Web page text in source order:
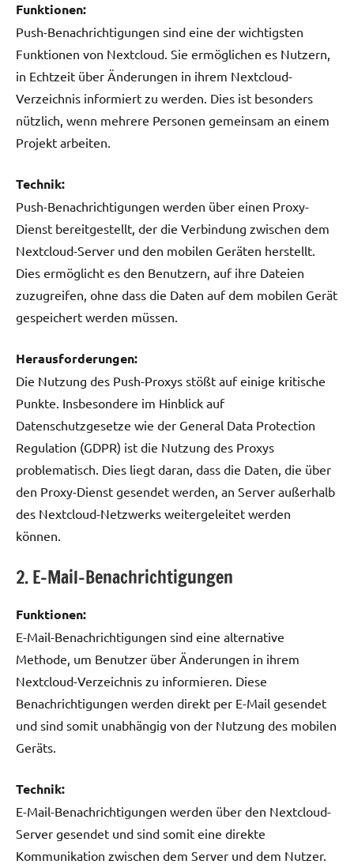
Funktionen:
Push-Benachrichtigungen sind eine der wichtigsten
Funktionen von Nextcloud. Sie ermöglichen es Nutzern,
in Echtzeit über Änderungen in ihrem Nextcloud-
Verzeichnis informiert zu werden. Dies ist besonders
nützlich, wenn mehrere Personen gemeinsam an einem
Projekt arbeiten.
Technik:
Push-Benachrichtigungen werden über einen Proxy-
Dienst bereitgestellt, der die Verbindung zwischen dem
Nextcloud-Server und den mobilen Geräten herstellt.
Dies ermöglicht es den Benutzern, auf ihre Dateien
zuzugreifen, ohne dass die Daten auf dem mobilen Gerät
gespeichert werden müssen.
Herausforderungen:
Die Nutzung des Push-Proxys stößt auf einige kritische
Punkte. Insbesondere im Hinblick auf
Datenschutzgesetze wie der General Data Protection
Regulation (GDPR) ist die Nutzung des Proxys
problematisch. Dies liegt daran, dass die Daten, die über
den Proxy-Dienst gesendet werden, an Server außerhalb
des Nextcloud-Netzwerks weitergeleitet werden
können.
2. E-Mail-Benachrichtigungen
Funktionen:
E-Mail-Benachrichtigungen sind eine alternative
Methode, um Benutzer über Änderungen in ihrem
Nextcloud-Verzeichnis zu informieren. Diese
Benachrichtigungen werden direkt per E-Mail gesendet
und sind somit unabhängig von der Nutzung des mobilen
Geräts.
Technik:
E-Mail-Benachrichtigungen werden über den Nextcloud-
Server gesendet und sind somit eine direkte
Kommunikation zwischen dem Server und dem Nutzer.